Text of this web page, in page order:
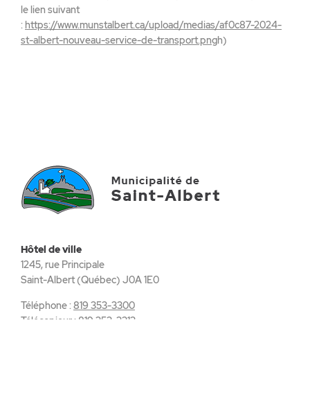
le lien suivant
: https://www.munstalbert.ca/upload/medias/af0c87-2024-
st-albert-nouveau-service-de-transport.pngh)
Hôtel de ville
1245, rue Principale
Saint-Albert (Québec) J0A 1E0
Téléphone :819 353-3300
Télécopieur : 819 353-3313